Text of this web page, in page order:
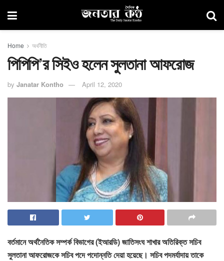
Home অর্থনীতি
পিপিপি’র সিইও হলেন সুলতানা আফরোজ
by Janatar Kontho April 12, 2020
বর্তমানে অর্থনৈতিক সম্পর্ক বিভাগের (ইআরডি) জাতিসংঘ শাখার অতিরিক্ত সচিব
সুলতানা আফরোজকে সচিব পদে পদোন্নতি দেয়া হয়েছে। সচিব পদমর্যাদায় তাকে